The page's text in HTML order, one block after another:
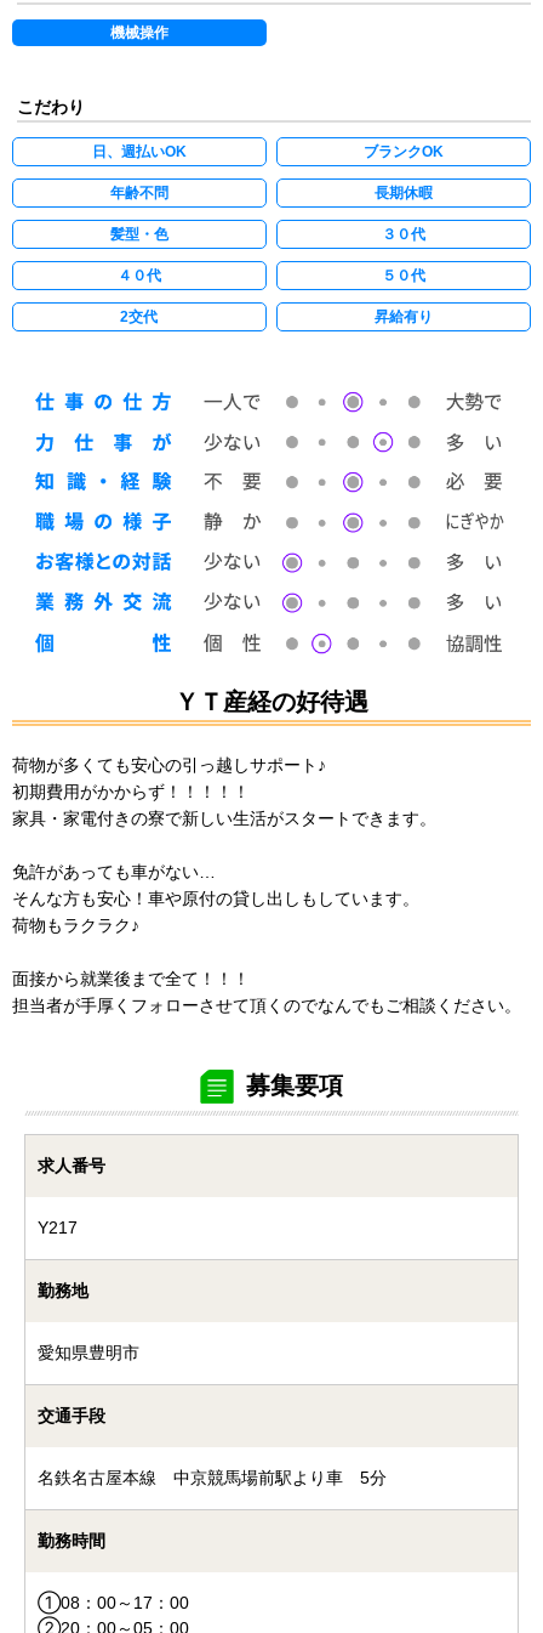
機械操作
こだわり
日、週払いOK ブランクOK
年齢不問 長期休暇
髪型・色 ３０代
４０代 ５０代
2交代 昇給有り
ＹＴ産経の好待遇
荷物が多くても安心の引っ越しサポート♪
初期費用がかからず！！！！！
家具・家電付きの寮で新しい生活がスタートできます。
免許があっても車がない…
そんな方も安心！車や原付の貸し出しもしています。
荷物もラクラク♪
面接から就業後まで全て！！！
担当者が手厚くフォローさせて頂くのでなんでもご相談ください。
募集要項
求人番号
Y217
勤務地
愛知県豊明市
交通手段
名鉄名古屋本線 中京競馬場前駅より車 5分
勤務時間
①08：00～17：00
②20：00～05：00